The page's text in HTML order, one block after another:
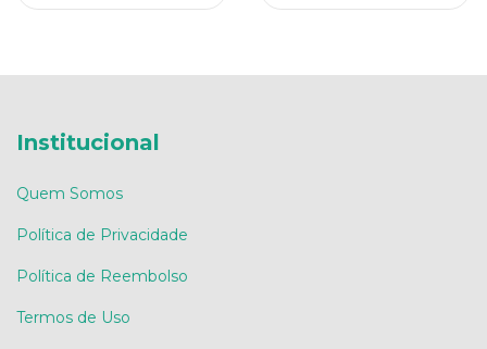
Institucional
Quem Somos
Política de Privacidade
Política de Reembolso
Termos de Uso